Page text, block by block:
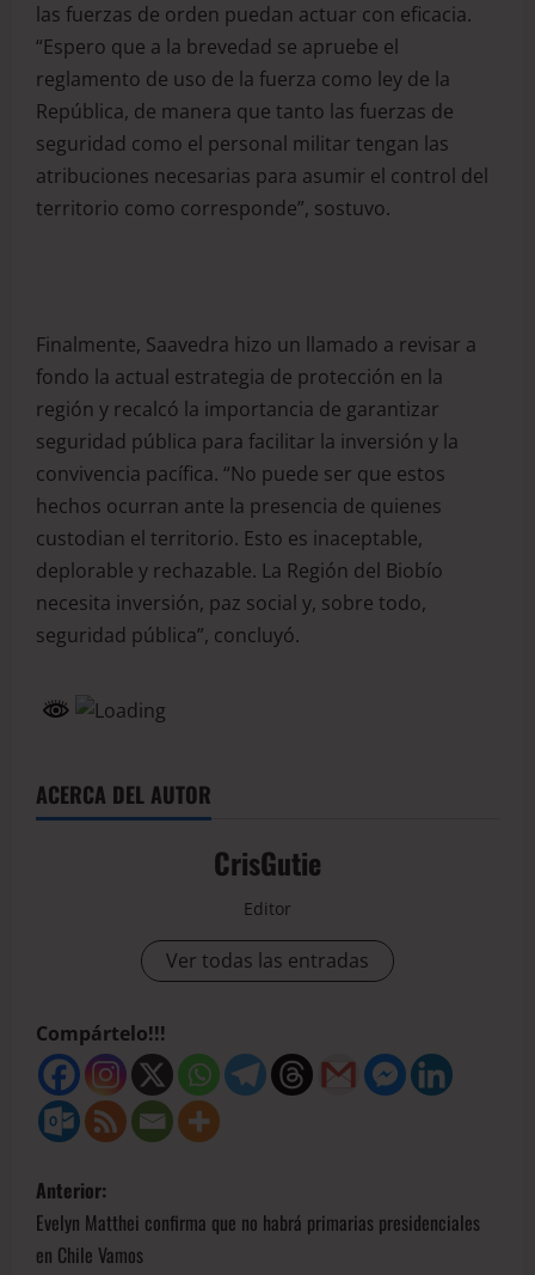
las fuerzas de orden puedan actuar con eficacia.
“Espero que a la brevedad se apruebe el
reglamento de uso de la fuerza como ley de la
República, de manera que tanto las fuerzas de
seguridad como el personal militar tengan las
atribuciones necesarias para asumir el control del
territorio como corresponde”, sostuvo.
Finalmente, Saavedra hizo un llamado a revisar a
fondo la actual estrategia de protección en la
región y recalcó la importancia de garantizar
seguridad pública para facilitar la inversión y la
convivencia pacífica. “No puede ser que estos
hechos ocurran ante la presencia de quienes
custodian el territorio. Esto es inaceptable,
deplorable y rechazable. La Región del Biobío
necesita inversión, paz social y, sobre todo,
seguridad pública”, concluyó.
ACERCA DEL AUTOR
CrisGutie
Editor
Ver todas las entradas
Compártelo!!!
Anterior:
Evelyn Matthei confirma que no habrá primarias presidenciales
en Chile Vamos